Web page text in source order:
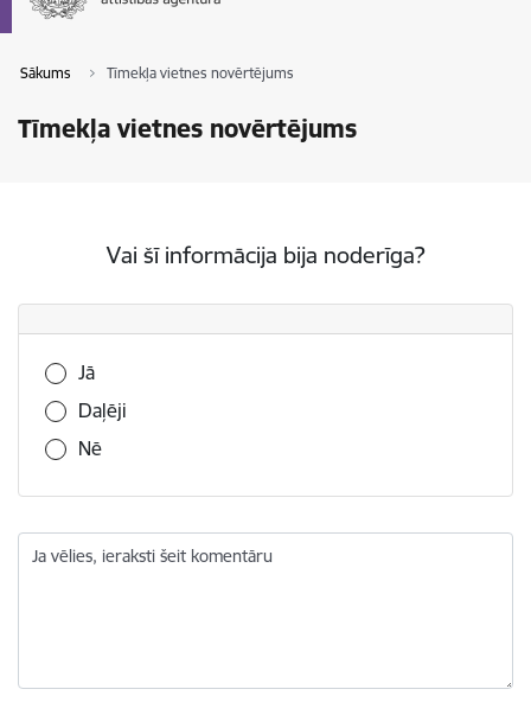
Sākums Tīmekļa vietnes novērtējums
Tīmekļa vietnes novērtējums
Vai šī informācija bija noderīga?
Vai šī informācija bija noderīga?
Jā
Daļēji
Nē
Ja vēlies, ieraksti šeit komentāru